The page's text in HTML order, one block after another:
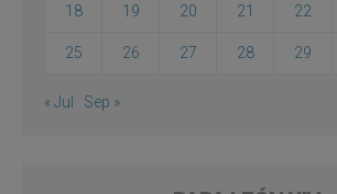
18 19 20 21 22
25 26 27 28 29
« Jul Sep »